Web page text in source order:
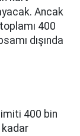
Ancak
400
dışında
400 bin
kadar